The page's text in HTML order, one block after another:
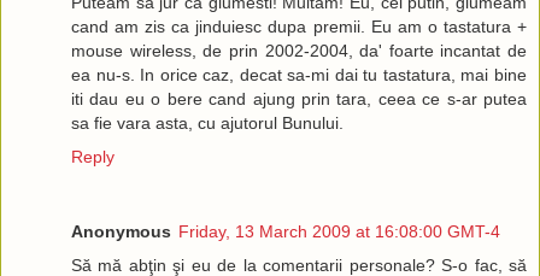
cand am zis ca jinduiesc dupa premii. Eu am o tastatura +
mouse wireless, de prin 2002-2004, da' foarte incantat de
ea nu-s. In orice caz, decat sa-mi dai tu tastatura, mai bine
iti dau eu o bere cand ajung prin tara, ceea ce s-ar putea
sa fie vara asta, cu ajutorul Bunului.
Reply
Anonymous Friday, 13 March 2009 at 16:08:00 GMT-4
Să mă abţin şi eu de la comentarii personale? S-o fac, să